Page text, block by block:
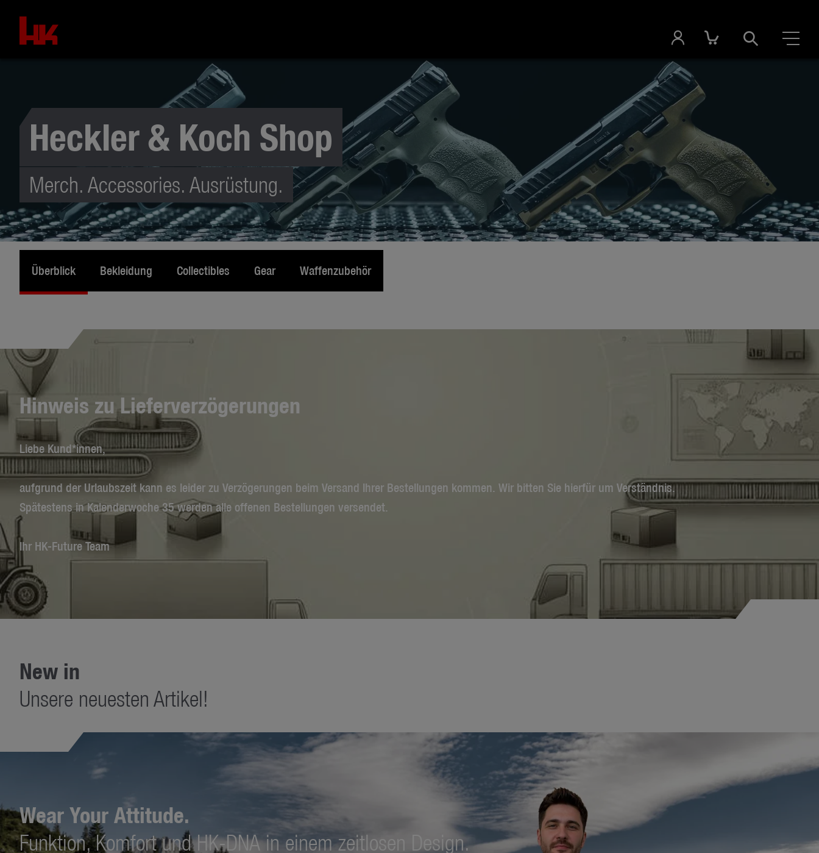
Heckler & Koch Shop
Merch. Accessories. Ausrüstung.
Überblick Bekleidung Collectibles Gear Waffenzubehör
Hinweis zu Lieferverzögerungen
Liebe Kund*innen,
aufgrund der Urlaubszeit kann es leider zu Verzögerungen beim Versand Ihrer Bestellungen kommen. Wir bitten Sie hierfür um Verständnis.
Spätestens in Kalenderwoche 35 werden alle offenen Bestellungen versendet.
Ihr HK-Future Team
New in
Unsere neuesten Artikel!
Wear Your Attitude.
Funktion, Komfort und HK-DNA in einem zeitlosen Design.